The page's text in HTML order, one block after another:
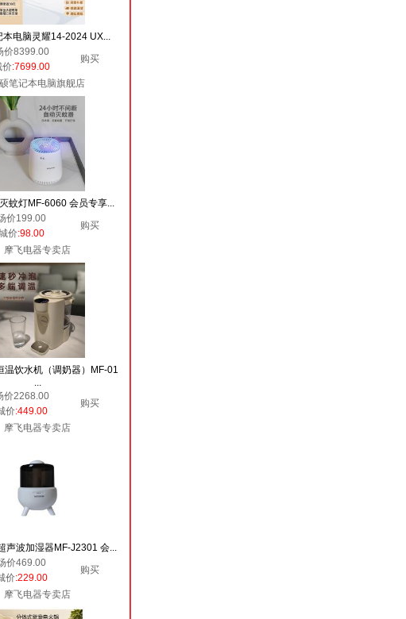
本电脑灵耀14-2024 UX...
价8399.00
购买
价:7699.00
笔记本电脑旗舰店
蚊灯MF-6060 会员专享...
价199.00
购买
价:98.00
摩飞电器专卖店
温饮水机（调奶器）MF-01
...
价2268.00
购买
价:449.00
摩飞电器专卖店
声波加湿器MF-J2301 会...
价469.00
购买
价:229.00
摩飞电器专卖店